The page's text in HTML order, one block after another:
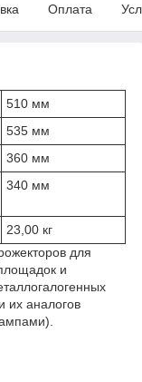
Оплата
510 мм
535 мм
360 мм
340 мм
23,00 кг
для
и
их аналогов